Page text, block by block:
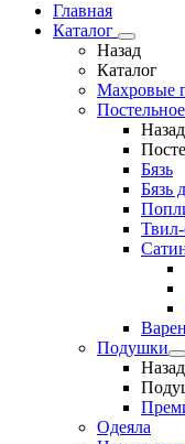
Главная
Каталог
Назад
Каталог
Махровые
Назад
Бязь
Бязь
Подушки
Назад
Одеяла